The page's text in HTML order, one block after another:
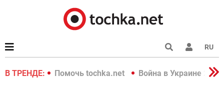
RU
В ТРЕНДЕ:
2022 Помочь tochka.net Война в Украине 2022